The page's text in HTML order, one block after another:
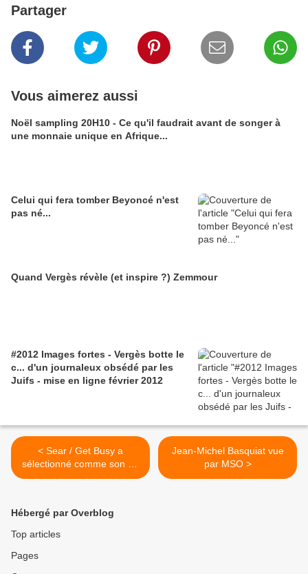
Partager
Vous aimerez aussi
Noël sampling 20H10 - Ce qu'il faudrait avant de songer à
une monnaie unique en Afrique...
Celui qui fera tomber Beyoncé n'est
pas né...
Quand Vergès révèle (et inspire ?) Zemmour
#2012 Images fortes - Vergès botte le
c... d'un journaleux obsédé par les
Juifs - mise en ligne février 2012
< Sear / Get Busy a
sélectionné comme son du
jour... Semaine Funk 80 /
Jean-Michel Basquiat vue
par MSO >
Hébergé par Overblog
Top articles
Pages